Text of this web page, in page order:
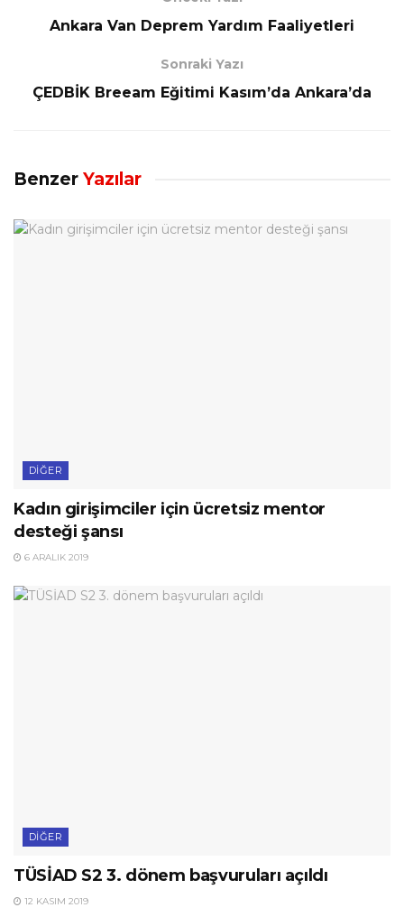
Ankara Van Deprem Yardım Faaliyetleri
Sonraki Yazı
ÇEDBİK Breeam Eğitimi Kasım’da Ankara’da
Benzer Yazılar
DIĞER
Kadın girişimciler için ücretsiz mentor
desteği şansı
6 ARALIK 2019
DIĞER
TÜSİAD S2 3. dönem başvuruları açıldı
12 KASIM 2019